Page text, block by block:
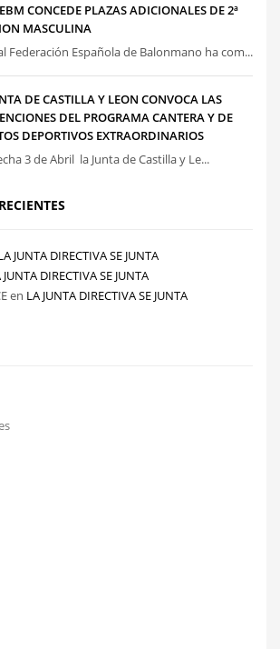
CONCEDE PLAZAS ADICIONALES DE 2ª
MASCULINA
Federación Española de Balonmano ha com...
DE CASTILLA Y LEON CONVOCA LAS
DEL PROGRAMA CANTERA Y DE
DEPORTIVOS EXTRAORDINARIOS
3 de Abril la Junta de Castilla y Le...
JUNTA DIRECTIVA SE JUNTA
JUNTA DIRECTIVA SE JUNTA
en LA JUNTA DIRECTIVA SE JUNTA